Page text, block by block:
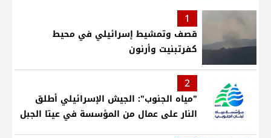
1
قصف وتمشيط إسرائيلي في محيط
كفرتبنيت وأرنون
2
"مياه الجنوب": الجيش الإسرائيلي أطلق
النار على عمال من المؤسسة في عيتا الجبل